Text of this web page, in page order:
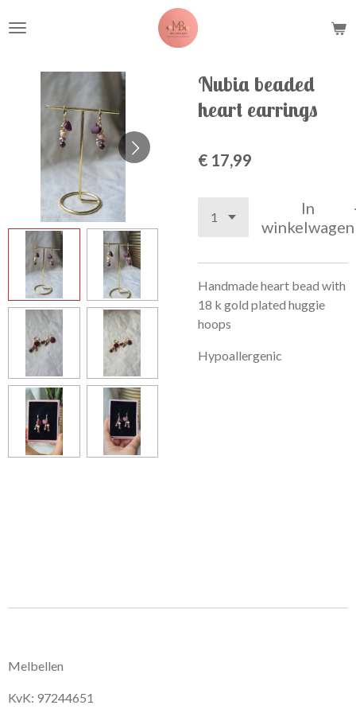
direct
Nubia beaded
heart earrings
€ 17,99
In
winkelwagen
Handmade heart bead with
18 k gold plated huggie
hoops
Hypoallergenic
Melbellen
KvK: 97244651